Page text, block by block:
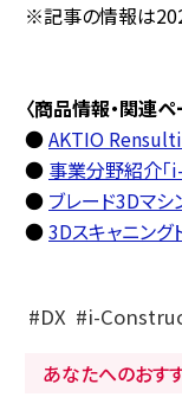
※記事の情報は
〈商品情報・関連ペ
●AKTIO
● 事業分野紹介「
● ブレード3Dマシ
●3Dスキャニング
DX i-
あなたへのおす